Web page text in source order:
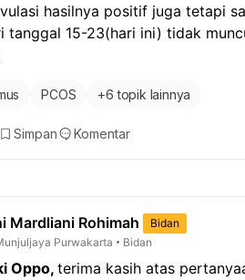
hasilnya positif juga tetapi
tanggal 15-23(hari ini) tidak
PCOS +6 topik lainnya
Simpan Komentar
Mardliani Rohimah
Bidan
Purwakarta
Bidan
Oppo, terima kasih atas